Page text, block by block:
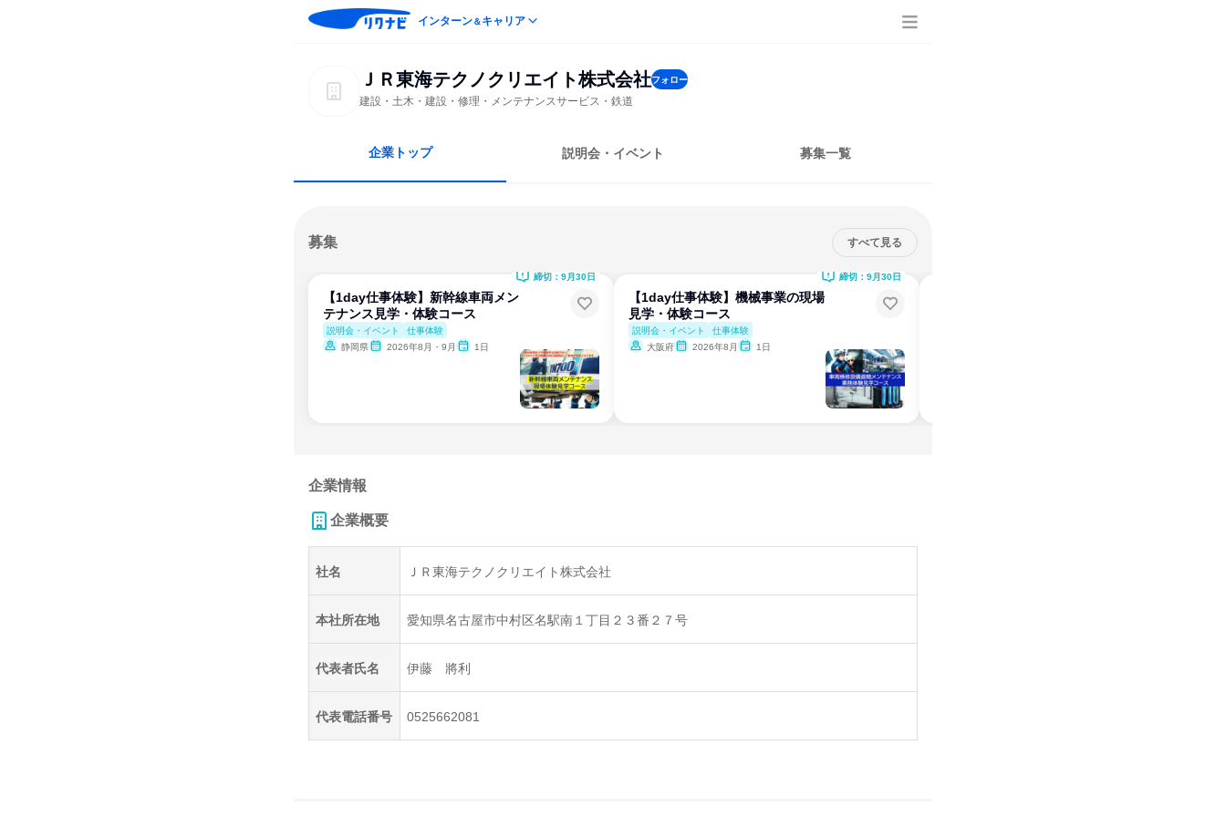
インターン＆キャリア
ＪＲ東海テクノクリエイト株式会社フォロー
建設・土木・建設・修理・メンテナンスサービス・鉄道
企業トップ 説明会・イベント 募集一覧
募集 すべて見る
【1day仕事体験】新幹線車両メン
テナンス見学・体験コース
説明会・イベント
仕事体験
静岡県
2026年8月・9月 1日
締切：9月30日
【1day仕事体験】機械事業の現場
見学・体験コース
説明会・イベント
仕事体験
大阪府
2026年8月 1日
締切：9月30日
企業情報
企業概要
社名 ＪＲ東海テクノクリエイト株式会社
本社所在地 愛知県名古屋市中村区名駅南１丁目２３番２７号
代表者氏名 伊藤 將利
代表電話番号 0525662081